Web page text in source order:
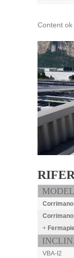
Content ok
Corrimano
Corrimano
+
VBA-I2